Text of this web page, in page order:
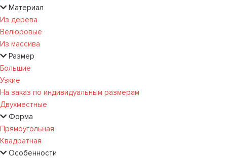
Материал
Из дерева
Велюровые
Из массива
Размер
Большие
Узкие
На заказ по индивидуальным размерам
Двухместные
Форма
Прямоугольная
Квадратная
Особенности